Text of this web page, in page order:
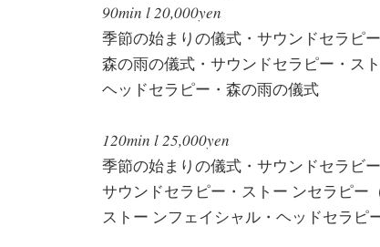
90min l 20,000yen
季節の始まりの儀式・サウンドセラピ
森の雨の儀式・サウンドセラピー・ス
ヘッドセラピー・森の雨の儀式
120min l 25,000yen
季節の始まりの儀式・サウンドセラビ
サウンドセラピー・ストー ンセラピー
ストー ンフェイシャル・ヘッドセラピ